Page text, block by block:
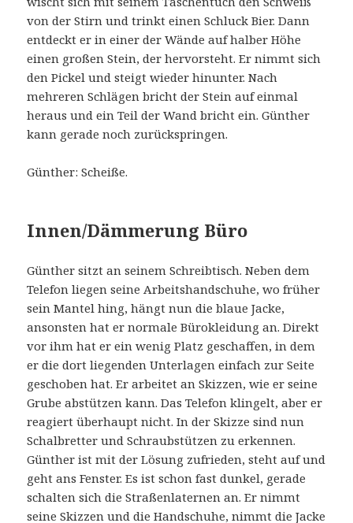
von der Stirn und trinkt einen Schluck Bier. Dann
entdeckt er in einer der Wände auf halber Höhe
einen großen Stein, der hervorsteht. Er nimmt sich
den Pickel und steigt wieder hinunter. Nach
mehreren Schlägen bricht der Stein auf einmal
heraus und ein Teil der Wand bricht ein. Günther
kann gerade noch zurückspringen.
Günther: Scheiße.
Innen/Dämmerung Büro
Günther sitzt an seinem Schreibtisch. Neben dem
Telefon liegen seine Arbeitshandschuhe, wo früher
sein Mantel hing, hängt nun die blaue Jacke,
ansonsten hat er normale Bürokleidung an. Direkt
vor ihm hat er ein wenig Platz geschaffen, in dem
er die dort liegenden Unterlagen einfach zur Seite
geschoben hat. Er arbeitet an Skizzen, wie er seine
Grube abstützen kann. Das Telefon klingelt, aber er
reagiert überhaupt nicht. In der Skizze sind nun
Schalbretter und Schraubstützen zu erkennen.
Günther ist mit der Lösung zufrieden, steht auf und
geht ans Fenster. Es ist schon fast dunkel, gerade
schalten sich die Straßenlaternen an. Er nimmt
seine Skizzen und die Handschuhe, nimmt die Jacke